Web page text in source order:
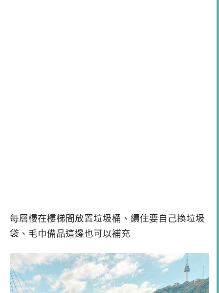
每層樓在樓梯間放置垃圾桶、續住要自己換垃圾
袋、毛巾備品這邊也可以補充